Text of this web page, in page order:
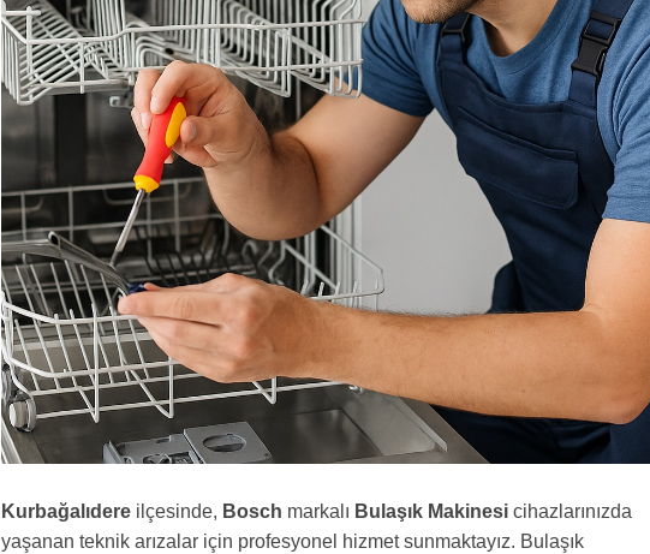
Kurbağalıdere ilçesinde, Bosch markalı Bulaşık Makinesi cihazlarınızda
yaşanan teknik arızalar için profesyonel hizmet sunmaktayız. Bulaşık